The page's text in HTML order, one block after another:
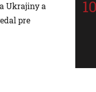
Ukrajiny a
pre